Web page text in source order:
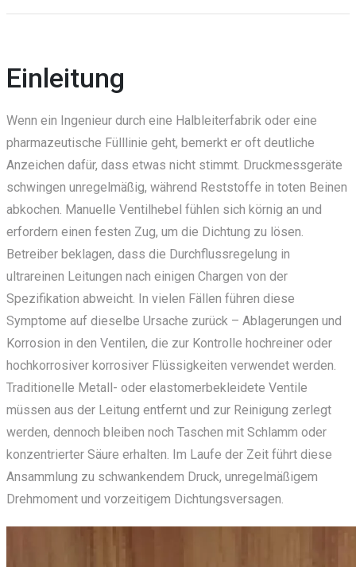
Einleitung
Wenn ein Ingenieur durch eine Halbleiterfabrik oder eine
pharmazeutische Fülllinie geht, bemerkt er oft deutliche
Anzeichen dafür, dass etwas nicht stimmt. Druckmessgeräte
schwingen unregelmäßig, während Reststoffe in toten Beinen
abkochen. Manuelle Ventilhebel fühlen sich körnig an und
erfordern einen festen Zug, um die Dichtung zu lösen.
Betreiber beklagen, dass die Durchflussregelung in
ultrareinen Leitungen nach einigen Chargen von der
Spezifikation abweicht. In vielen Fällen führen diese
Symptome auf dieselbe Ursache zurück – Ablagerungen und
Korrosion in den Ventilen, die zur Kontrolle hochreiner oder
hochkorrosiver korrosiver Flüssigkeiten verwendet werden.
Traditionelle Metall- oder elastomerbekleidete Ventile
müssen aus der Leitung entfernt und zur Reinigung zerlegt
werden, dennoch bleiben noch Taschen mit Schlamm oder
konzentrierter Säure erhalten. Im Laufe der Zeit führt diese
Ansammlung zu schwankendem Druck, unregelmäßigem
Drehmoment und vorzeitigem Dichtungsversagen.